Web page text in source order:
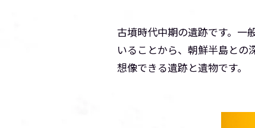
古墳時代中期の遺跡です。一
いることから、朝鮮半島との
想像できる遺跡と遺物です。